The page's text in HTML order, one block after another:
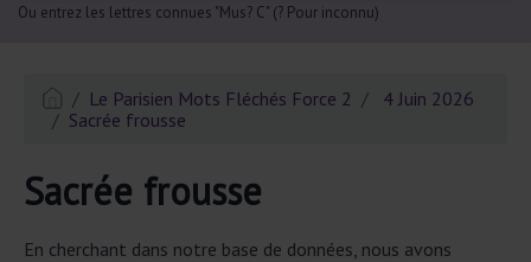
Ou entrez les lettres connues "Mus? C" (? Pour inconnu)
Le Parisien Mots Fléchés Force 2
4 Juin 2026
Sacrée frousse
Sacrée frousse
En cherchant dans notre base de données, nous avons